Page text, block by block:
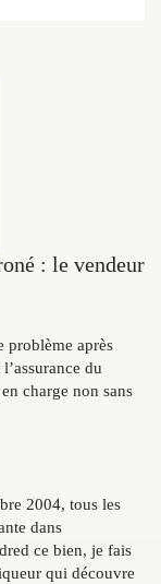
: le vendeur
problème après
du
charge non sans
2004, tous les
dans
ce bien, je fais
qui découvre